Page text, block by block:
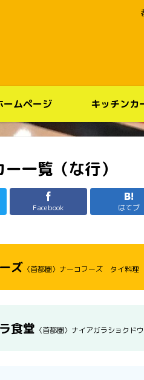
ームページ キッチンカ
一覧（な行）
Facebook はてブ
ズ 〈首都圏〉ナーコフーズ タイ料
食堂 〈首都圏〉ナイアガラショク